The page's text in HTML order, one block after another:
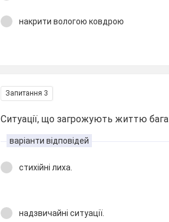
накрити вологою ковдрою
Запитання 3
Ситуації, що загрожують життю
варіанти відповідей
стихійні лиха.
надзвичайні ситуації.